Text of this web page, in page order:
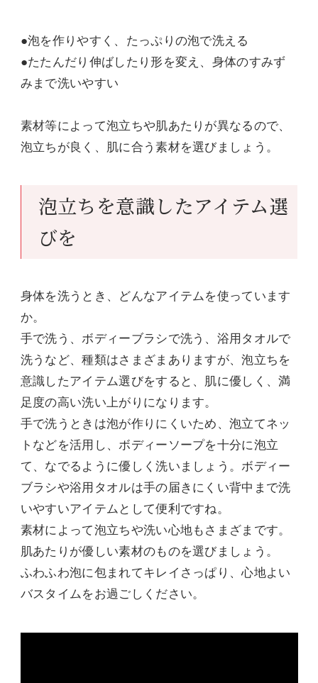
●泡を作りやすく、たっぷりの泡で洗える
●たたんだり伸ばしたり形を変え、身体のすみず
みまで洗いやすい
素材等によって泡立ちや肌あたりが異なるので、
泡立ちが良く、肌に合う素材を選びましょう。
泡立ちを意識したアイテム選
びを
身体を洗うとき、どんなアイテムを使っています
か。
手で洗う、ボディーブラシで洗う、浴用タオルで
洗うなど、種類はさまざまありますが、泡立ちを
意識したアイテム選びをすると、肌に優しく、満
足度の高い洗い上がりになります。
手で洗うときは泡が作りにくいため、泡立てネッ
トなどを活用し、ボディーソープを十分に泡立
て、なでるように優しく洗いましょう。ボディー
ブラシや浴用タオルは手の届きにくい背中まで洗
いやすいアイテムとして便利ですね。
素材によって泡立ちや洗い心地もさまざまです。
肌あたりが優しい素材のものを選びましょう。
ふわふわ泡に包まれてキレイさっぱり、心地よい
バスタイムをお過ごしください。